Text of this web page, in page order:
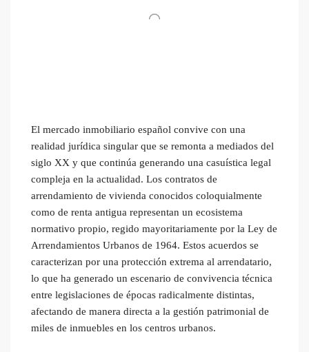
El mercado inmobiliario español convive con una
realidad jurídica singular que se remonta a mediados del
siglo XX y que continúa generando una casuística legal
compleja en la actualidad. Los contratos de
arrendamiento de vivienda conocidos coloquialmente
como de renta antigua representan un ecosistema
normativo propio, regido mayoritariamente por la Ley de
Arrendamientos Urbanos de 1964. Estos acuerdos se
caracterizan por una protección extrema al arrendatario,
lo que ha generado un escenario de convivencia técnica
entre legislaciones de épocas radicalmente distintas,
afectando de manera directa a la gestión patrimonial de
miles de inmuebles en los centros urbanos.